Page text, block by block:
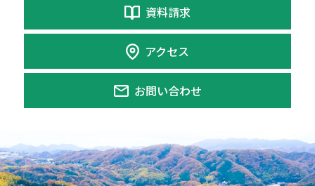
資料請求
アクセス
お問い合わせ